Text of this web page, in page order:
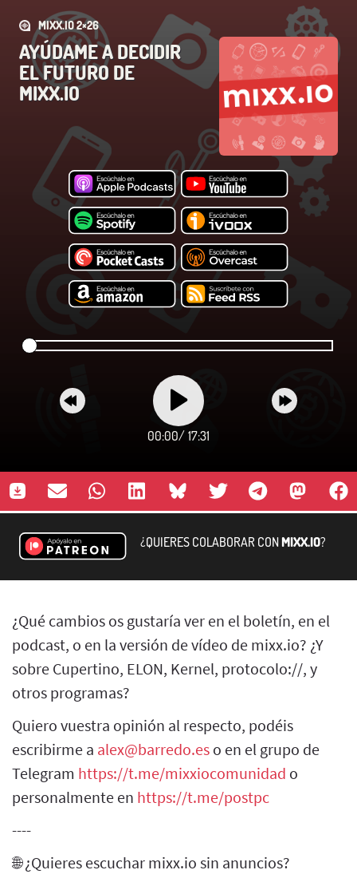
MIXX.IO 2×26
AYÚDAME A DECIDIR
EL FUTURO DE
MIXX.IO
00:00/ 17:31
¿QUIERES COLABORAR CONMIXX.IO?
¿Qué cambios os gustaría ver en el boletín, en el
podcast, o en la versión de vídeo de mixx.io? ¿Y
sobre Cupertino, ELON, Kernel, protocolo://, y
otros programas?
Quiero vuestra opinión al respecto, podéis
escribirme a alex@barredo.es o en el grupo de
Telegram https://t.me/mixxiocomunidad o
personalmente en https://t.me/postpc
----
🌐 ¿Quieres escuchar mixx.io sin anuncios?